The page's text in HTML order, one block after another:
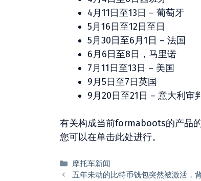
4月11日至13日 – 葡萄牙
5月16日至12日至日
5月30日至6月1日 – 法国
6月6日至8日，马里诺
7月11日至13日 – 美国
9月5日至7日英国
9月20日至21日 – 意大利审
有关构成当前formaboots的产品
您可以在单击此处进行。
分
类
摩托车新闻
五年未动的比特币钱包突然被激活，